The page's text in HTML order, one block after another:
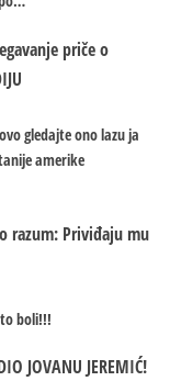
priče o
gledajte ono lazu ja
amerike
razum: Priviđaju mu
boli!!!
JOVANU JEREMIĆ!